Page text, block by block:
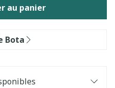
au panier
Bota